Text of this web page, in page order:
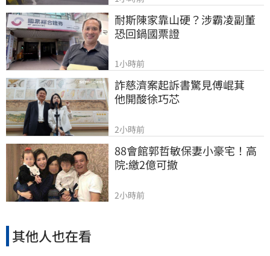
耐斯陳家靠山硬？涉霸凌副董
恐回鍋國票證
1小時前
詐慈濟案起訴書驚見傅崐萁
他開酸徐巧芯
2小時前
88會館郭哲敏保妻小豪宅！高
院:繳2億可撤
2小時前
其他人也在看